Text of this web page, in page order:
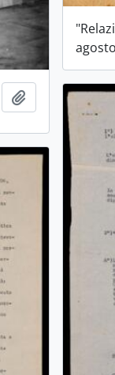
Ajouter au